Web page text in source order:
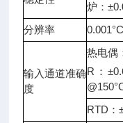
炉：±
分辨率
0.001°C
输入通道准确
度
热电偶
R ：
RTD ：